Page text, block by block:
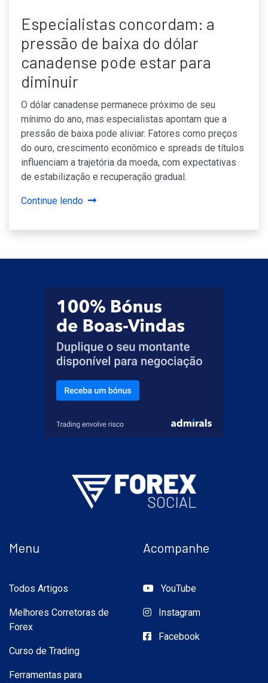
Especialistas concordam: a
pressão de baixa do dólar
canadense pode estar para
diminuir
O dólar canadense permanece próximo de seu
mínimo do ano, mas especialistas apontam que a
pressão de baixa pode aliviar. Fatores como preços
do ouro, crescimento econômico e spreads de títulos
influenciam a trajetória da moeda, com expectativas
de estabilização e recuperação gradual.
Continue lendo
Menu
Todos Artigos
Melhores Corretoras de
Forex
Curso de Trading
Ferramentas para
Acompanhe
YouTube
Instagram
Facebook